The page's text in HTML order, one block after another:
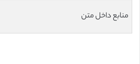
منابع داخل متن